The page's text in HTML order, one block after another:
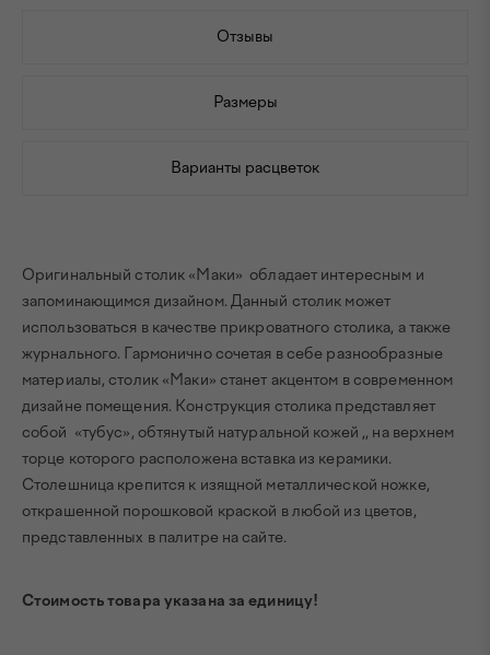
Отзывы
Размеры
Варианты расцветок
Оригинальный столик «Маки» обладает интересным и
запоминающимся дизайном. Данный столик может
использоваться в качестве прикроватного столика, а также
журнального. Гармонично сочетая в себе разнообразные
материалы, столик «Маки» станет акцентом в современном
дизайне помещения. Конструкция столика представляет
собой «тубус», обтянутый натуральной кожей ,, на верхнем
торце которого расположена вставка из керамики.
Столешница крепится к изящной металлической ножке,
открашенной порошковой краской в любой из цветов,
представленных в палитре на сайте.
Стоимость товара указана за единицу!